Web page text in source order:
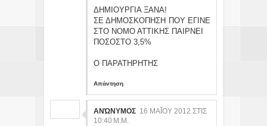
ΔΗΜΙΟΥΡΓΙΑ ΞΑΝΑ!
ΣΕ ΔΗΜΟΣΚΟΠΗΣΗ ΠΟΥ ΕΓΙΝΕ
ΣΤΟ ΝΟΜΟ ΑΤΤΙΚΗΣ ΠΑΙΡΝΕΙ
ΠΟΣΟΣΤΟ 3,5%
Ο ΠΑΡΑΤΗΡΗΤΗΣ
Απάντηση
ΑΝΏΝΥΜΟΣ 16 ΜΑΪ́ΟΥ 2012 ΣΤΙΣ 10
:40 Μ.Μ.